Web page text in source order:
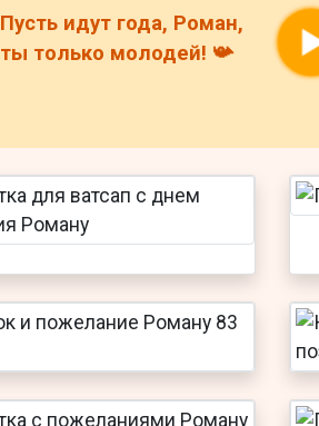
Пусть идут года, Роман,
ты только молодей! 📯